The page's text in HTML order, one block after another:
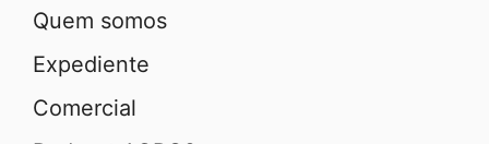
Quem somos
Expediente
Comercial